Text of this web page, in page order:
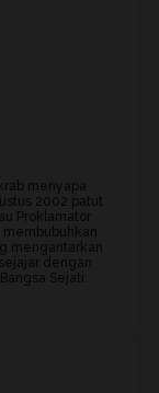
menyapa
2002 patut
Proklamator
membubuhkan
mengantarkan
dengan
Sejati.